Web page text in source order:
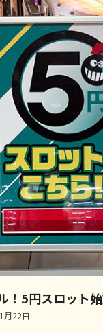
！5円スロット
月22日